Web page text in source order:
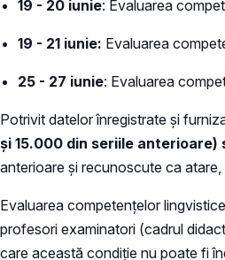
19 - 20 iunie: Evaluarea
19 - 21 iunie: Evaluarea
25 - 27 iunie: Evaluarea
Potrivit datelor înregistrate și
și 15.000 din seriile
anterioare și recunoscute ca
Evaluarea competenţelor
profesori examinatori (cadrul
care această condiție nu poate fi